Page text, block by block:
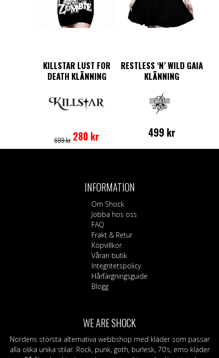
KILLSTAR LUST FOR
DEATH KLÄNNING
699kr priset
var:
280 kr
är:
har
De
olika
alternativen
kan
väljas
på
produktsidan
RESTLESS ‘N’ WILD GAIA
KLÄNNING
499 kr
INFORMATION
Om Shock
Jobba hos oss
FAQ
Frakt & Retur
Köpvillkor
Våran butik
Integritetspolicy
Hårfärgningsguide
Blogg
WE ARE SHOCK
Nordens största alternativa webbshop med kläder som passar
alla olika unika stilar. Rock, punk, goth, burlesk, 70’s, emo kläder